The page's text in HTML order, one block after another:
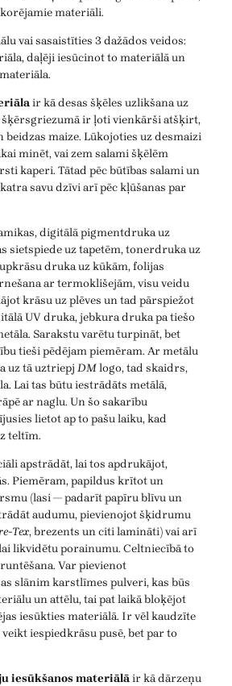
materiāli.
vai sasaistīties 3 dažādos veidos:
daļēji iesūcinot to materiālā un
ir kā desas šķēles uzlikšana uz
šķērsgriezumā ir ļoti vienkārši atšķirt,
beidzas maize. Lūkojoties uz desmaizi
minēt, vai zem salami šķēlēm
kaperi. Tātad pēc būtības salami un
savu dzīvi arī pēc kļūšanas par
digitālā pigmentdruka uz
sietspiede uz tapetēm, tonerdruka uz
druka uz kūkām, folijas
ar termoklišejām, visu veidu
krāsu uz plēves un tad pārspiežot
UV druka, jebkura druka pa tiešo
Sarakstu varētu turpināt, bet
tieši pēdējam piemēram. Ar metālu
uz tā uztriepj DMlogo, tad skaidrs,
Lai tas būtu iestrādāts metālā,
ar naglu. Un šo sakarību
lietot ap to pašu laiku, kad
teltīm.
apstrādāt, lai tos apdrukājot,
Piemēram, papildus krītot un
(lasi — padarīt papīru blīvu un
audumu, pievienojot šķidrumu
Tex, brezents un citi lamināti) vai arī
likvidētu porainumu. Celtniecībā to
Var pievienot
slānim karstlīmes pulveri, kas būs
un attēlu, tai pat laikā bloķējot
iesūkties materiālā. Ir vēl kaudzīte
iespiedkrāsu pusē, bet par to
iesūkšanos materiālāir kā dārzeņu